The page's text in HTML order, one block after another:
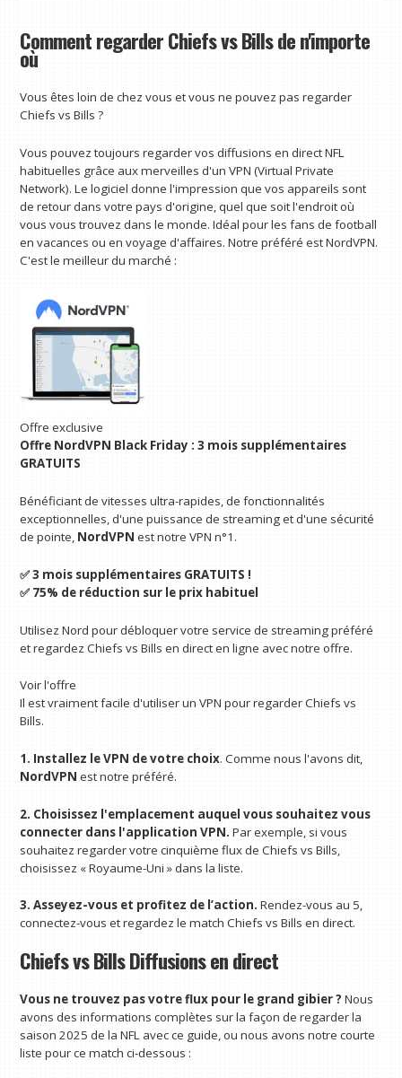
Comment regarder Chiefs vs Bills de n'importe
où
Vous êtes loin de chez vous et vous ne pouvez pas regarder
Chiefs vs Bills ?
Vous pouvez toujours regarder vos diffusions en direct NFL
habituelles grâce aux merveilles d'un VPN (Virtual Private
Network). Le logiciel donne l'impression que vos appareils sont
de retour dans votre pays d'origine, quel que soit l'endroit où
vous vous trouvez dans le monde. Idéal pour les fans de football
en vacances ou en voyage d'affaires. Notre préféré est NordVPN.
C'est le meilleur du marché :
Offre exclusive
Offre NordVPN Black Friday : 3 mois supplémentaires
GRATUITS
Bénéficiant de vitesses ultra-rapides, de fonctionnalités
exceptionnelles, d'une puissance de streaming et d'une sécurité
de pointe, NordVPN est notre VPN n°1.
✅ 3 mois supplémentaires GRATUITS !
✅ 75% de réduction sur le prix habituel
Utilisez Nord pour débloquer votre service de streaming préféré
et regardez Chiefs vs Bills en direct en ligne avec notre offre.
Voir l'offre
Il est vraiment facile d'utiliser un VPN pour regarder Chiefs vs
Bills.
1. Installez le VPN de votre choix. Comme nous l'avons dit,
NordVPN est notre préféré.
2. Choisissez l'emplacement auquel vous souhaitez vous
connecter dans l'application VPN.Par exemple, si vous
souhaitez regarder votre cinquième flux de Chiefs vs Bills,
choisissez « Royaume-Uni » dans la liste.
3. Asseyez-vous et profitez de l’action.Rendez-vous au 5,
connectez-vous et regardez le match Chiefs vs Bills en direct.
Chiefs vs Bills Diffusions en direct
Vous ne trouvez pas votre flux pour le grand gibier ? Nous
avons des informations complètes sur la façon de regarder la
saison 2025 de la NFL avec ce guide, ou nous avons notre courte
liste pour ce match ci-dessous :